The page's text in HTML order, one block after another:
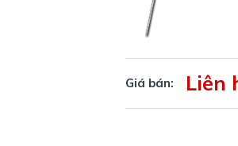
Giá bán: Liên